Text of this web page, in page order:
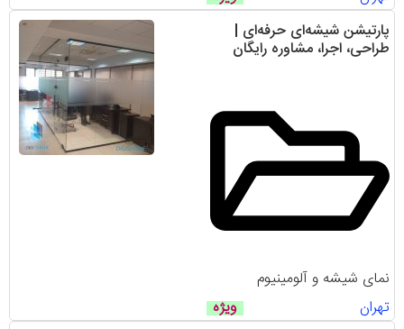
پارتیشن شیشه‌ای حرفه‌ای |
طراحی، اجرا، مشاوره رایگان
نمای شیشه و آلومینیوم
تهران
ویژه